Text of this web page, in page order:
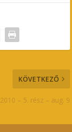
KÖVETKEZŐ
2010 – 5. rész – aug. 9